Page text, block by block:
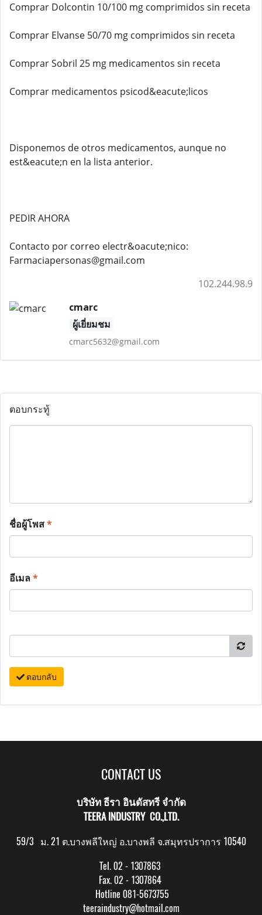
Comprar Dolcontin 10/100 mg comprimidos sin receta
Comprar Elvanse 50/70 mg comprimidos sin receta
Comprar Sobril 25 mg medicamentos sin receta
Comprar medicamentos psicod&eacute;licos
Disponemos de otros medicamentos, aunque no
est&eacute;n en la lista anterior.
PEDIR AHORA
Contacto por correo electr&oacute;nico:
Farmaciapersonas@gmail.com
102.244.98.9
cmarc
ผู้เยี่ยมชม
cmarc5632@gmail.com
ตอบกระทู้
ชื่อผู้โพส*
อีเมล*
ตอบกลับ
CONTACT US
บริษัท ธีรา อินดัสทรี จำกัด
TEERA INDUSTRY CO.,LTD.
59/3 ม. 21 ต.บางพลีใหญ่ อ.บางพลี จ.สมุทรปราการ 10540
Tel. 02 - 1307863
Fax. 02 - 1307864
Hotline 081-5673755
teeraindustry@hotmail.com